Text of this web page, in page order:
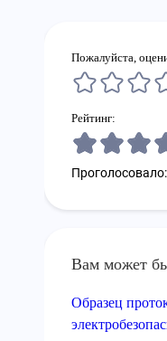
Пожалуйста,
Рейтинг:
Вам может
Образец